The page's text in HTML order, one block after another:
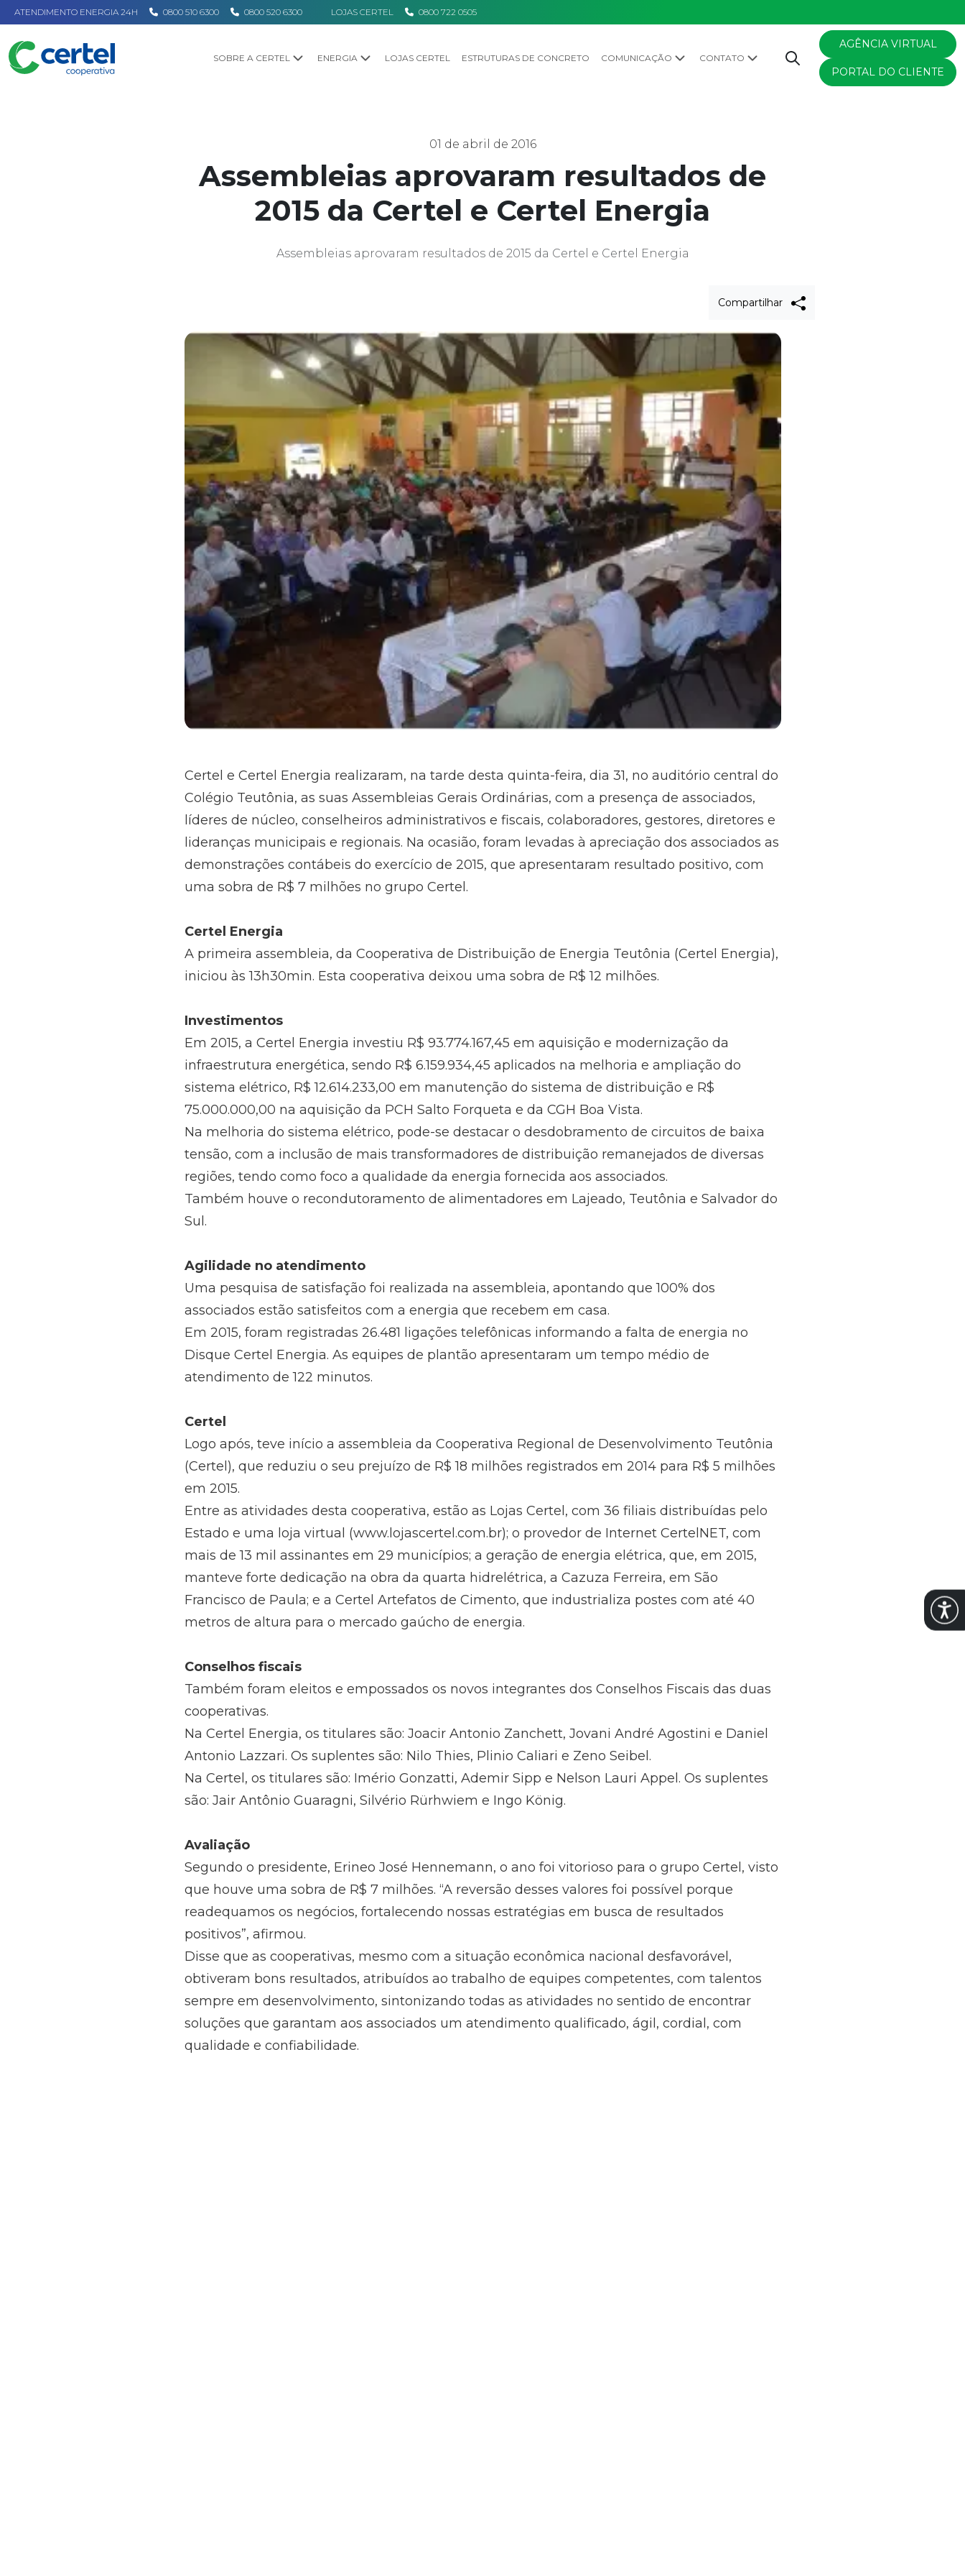
Abrir
ATENDIMENTO ENERGIA 24H 0800 510 6300 0800 520 6300 LOJAS CERTEL 0800 722 0505
Certel SOBRE A CERTEL ENERGIA LOJAS CERTEL ESTRUTURAS DE CONCRETO COMUNICAÇÃO CONTATO
AGÊNCIA VIRTUAL
PORTAL DO CLIENTE
01 de abril de 2016
Assembleias aprovaram resultados de
2015 da Certel e Certel Energia
Assembleias aprovaram resultados de 2015 da Certel e Certel Energia
Compartilhar
Certel e Certel Energia realizaram, na tarde desta quinta-feira, dia 31, no auditório central do
Colégio Teutônia, as suas Assembleias Gerais Ordinárias, com a presença de associados,
líderes de núcleo, conselheiros administrativos e fiscais, colaboradores, gestores, diretores e
lideranças municipais e regionais. Na ocasião, foram levadas à apreciação dos associados as
demonstrações contábeis do exercício de 2015, que apresentaram resultado positivo, com
uma sobra de R$ 7 milhões no grupo Certel.
Certel Energia
A primeira assembleia, da Cooperativa de Distribuição de Energia Teutônia (Certel Energia),
iniciou às 13h30min. Esta cooperativa deixou uma sobra de R$ 12 milhões.
Investimentos
Em 2015, a Certel Energia investiu R$ 93.774.167,45 em aquisição e modernização da
infraestrutura energética, sendo R$ 6.159.934,45 aplicados na melhoria e ampliação do
sistema elétrico, R$ 12.614.233,00 em manutenção do sistema de distribuição e R$
75.000.000,00 na aquisição da PCH Salto Forqueta e da CGH Boa Vista.
Na melhoria do sistema elétrico, pode-se destacar o desdobramento de circuitos de baixa
tensão, com a inclusão de mais transformadores de distribuição remanejados de diversas
regiões, tendo como foco a qualidade da energia fornecida aos associados.
Também houve o recondutoramento de alimentadores em Lajeado, Teutônia e Salvador do
Sul.
Agilidade no atendimento
Uma pesquisa de satisfação foi realizada na assembleia, apontando que 100% dos
associados estão satisfeitos com a energia que recebem em casa.
Em 2015, foram registradas 26.481 ligações telefônicas informando a falta de energia no
Disque Certel Energia. As equipes de plantão apresentaram um tempo médio de
atendimento de 122 minutos.
Certel
Logo após, teve início a assembleia da Cooperativa Regional de Desenvolvimento Teutônia
(Certel), que reduziu o seu prejuízo de R$ 18 milhões registrados em 2014 para R$ 5 milhões
em 2015.
Entre as atividades desta cooperativa, estão as Lojas Certel, com 36 filiais distribuídas pelo
Estado e uma loja virtual (www.lojascertel.com.br); o provedor de Internet CertelNET, com
mais de 13 mil assinantes em 29 municípios; a geração de energia elétrica, que, em 2015,
manteve forte dedicação na obra da quarta hidrelétrica, a Cazuza Ferreira, em São
Francisco de Paula; e a Certel Artefatos de Cimento, que industrializa postes com até 40
metros de altura para o mercado gaúcho de energia.
Conselhos fiscais
Também foram eleitos e empossados os novos integrantes dos Conselhos Fiscais das duas
cooperativas.
Na Certel Energia, os titulares são: Joacir Antonio Zanchett, Jovani André Agostini e Daniel
Antonio Lazzari. Os suplentes são: Nilo Thies, Plinio Caliari e Zeno Seibel.
Na Certel, os titulares são: Imério Gonzatti, Ademir Sipp e Nelson Lauri Appel. Os suplentes
são: Jair Antônio Guaragni, Silvério Rürhwiem e Ingo König.
Avaliação
Segundo o presidente, Erineo José Hennemann, o ano foi vitorioso para o grupo Certel, visto
que houve uma sobra de R$ 7 milhões. “A reversão desses valores foi possível porque
readequamos os negócios, fortalecendo nossas estratégias em busca de resultados
positivos”, afirmou.
Disse que as cooperativas, mesmo com a situação econômica nacional desfavorável,
obtiveram bons resultados, atribuídos ao trabalho de equipes competentes, com talentos
sempre em desenvolvimento, sintonizando todas as atividades no sentido de encontrar
soluções que garantam aos associados um atendimento qualificado, ágil, cordial, com
qualidade e confiabilidade.